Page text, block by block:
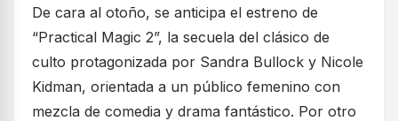
De cara al otoño, se anticipa el estreno de
“Practical Magic 2”, la secuela del clásico de
culto protagonizada por Sandra Bullock y Nicole
Kidman, orientada a un público femenino con
mezcla de comedia y drama fantástico. Por otro